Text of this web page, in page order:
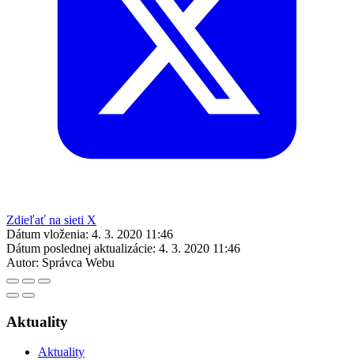
Zdieľať na sieti X
Dátum vloženia: 4. 3. 2020 11:46
Dátum poslednej aktualizácie: 4. 3. 2020 11:46
Autor: Správca Webu
Aktuality
Aktuality